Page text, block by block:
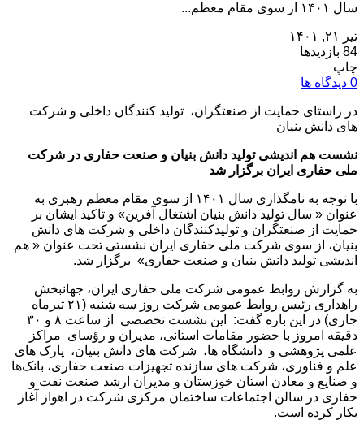
سال ۱۴۰۱ از سوی مقام معظم...
تیر ۲۱, ۱۴۰۱
84 بازدیدها
چاپ
0 دیدگاه ها
در راستای حمایت از صنعتگران، تولید کنندگان داخلی و شرکت
های دانش بنیان
نشست هم اندیشی تولید دانش بنیان و صنعت حفاری در شرکت
ملی حفاری ایران برگزار شد
با توجه به نامگذاری سال ۱۴۰۱ از سوی مقام معظم رهبری به
عنوان « سال تولید دانش بنیان اشتغال آفرین» و تاکید ایشان بر
حمایت از صنعتگران و تولیدکنندگان داخلی و شرکت های دانش
بنیان، از سوی شرکت ملی حفاری ایران نشستی تحت عنوان « هم
اندیشی تولید دانش بنیان و صنعت حفاری» برگزار شد.
به گزارش روابط عمومی شرکت ملی حفاری ایران، جهانبخش
راهداری رئیس روابط عمومی شرکت روز سه شنبه (۲۱ تیرماه
جاری) در این باره گفت: این نشست تخصصی از ساعت ۸ و ۳۰
دقیقه امروز با حضور مقامات استانی، مدیران و رؤسای مراکز
علمی پژوهشی و دانشگاه ها، شرکت های دانش بنیان، پارک های
علم و فناوری، شرکت های سازنده تجهیزات صنعت حفاری، بانک‌ها
و صنایع و معادن استان خوزستان و مدیران ارشد صنعت نفت و
حفاری در سالن اجتماعات ساختمان مرکزی شرکت در اهواز آغاز
بکار کرده است.